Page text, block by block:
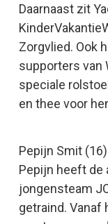
Daarnaast zit
Zorgvlied. Ook
supporters van
speciale
en thee voor
Pepijn Smit (16)
Pepijn heeft de
jongensteam
getraind.